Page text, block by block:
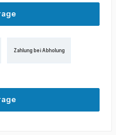
Zahlung bei Abholung